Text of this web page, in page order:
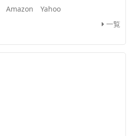
Amazon
Yahoo
一覧